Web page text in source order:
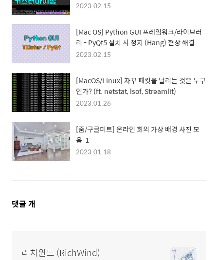
2023.02.15
[Mac OS] Python GUI 프레임워크/라이브러
리 - PyQt5 설치 시 정지 (Hang) 현상 해결
2023.02.15
[MacOS/Linux] 자꾸 패킷을 날리는 것은 누구
인가? (ft. netstat, lsof, Streamlit)
2023.01.26
[줌/구글미트] 온라인 회의 가상 배경 사진 모
음-1
2023.01.18
댓
댓글 개
리치윈드 (RichWind)